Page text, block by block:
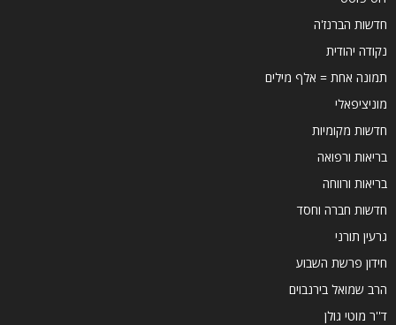
חדשות הברנז'ה
נקודה יהודית
תמונה אחת = אלף מילים
מוניציפאלי
חדשות מקומיות
בריאות ורפואה
בריאות ורווחה
חדשות חברה וחסד
גרעין תורני
חידון פרשת השבוע
הרב שמואל בירנבוים
ד''ר מוטי גולן